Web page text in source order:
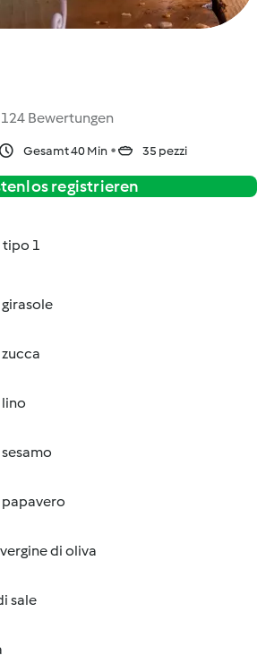
124 Bewertungen
Gesamt 40 Min 35 pezzi
registrieren
tipo 1
girasole
lino
papavero
di oliva
sale